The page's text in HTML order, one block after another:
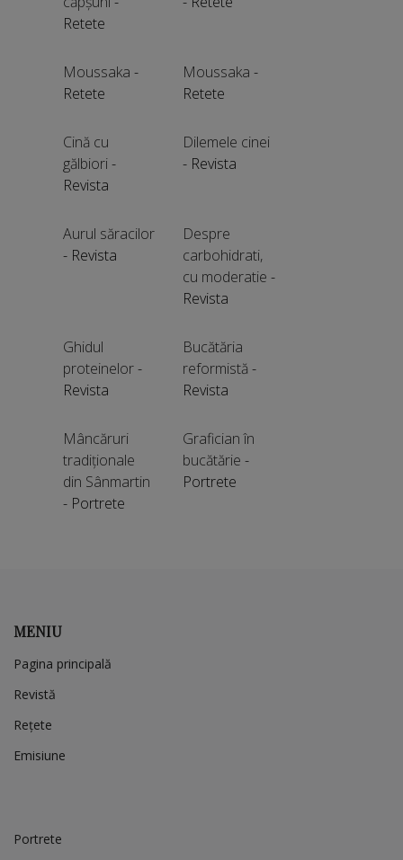
Retete
Moussaka -
Retete
Moussaka -
Retete
Cină cu
gălbiori-
Revista
Dilemele cinei
- Revista
Aurul săracilor
- Revista
Despre
carbohidrati,
cu moderatie -
Revista
Ghidul
proteinelor-
Revista
Bucătăria
reformistă -
Revista
Mâncăruri
tradiționale
din Sânmartin
- Portrete
Grafician în
bucătărie -
Portrete
MENIU
Pagina principală
Revistă
Rețete
Emisiune
Portrete